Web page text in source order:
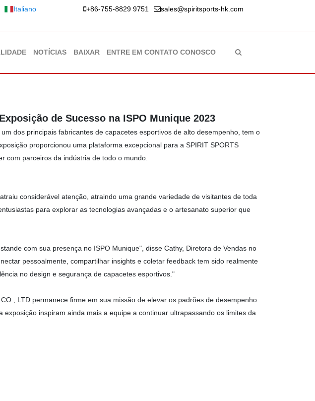
Italiano
+86-755-8829 9751 sales@spiritsports-hk.com
NOTÍCIAS BAIXAR ENTRE EM CONTATO CONOSCO
de Sucesso na ISPO Munique 2023
dos principais fabricantes de capacetes esportivos de alto desempenho, tem o
proporcionou uma plataforma excepcional para a SPIRIT SPORTS
com parceiros da indústria de todo o mundo.
considerável atenção, atraindo uma grande variedade de visitantes de toda
para explorar as tecnologias avançadas e o artesanato superior que
com sua presença no ISPO Munique", disse Cathy, Diretora de Vendas no
pessoalmente, compartilhar insights e coletar feedback tem sido realmente
no design e segurança de capacetes esportivos."
LTD permanece firme em sua missão de elevar os padrões de desempenho
inspiram ainda mais a equipe a continuar ultrapassando os limites da